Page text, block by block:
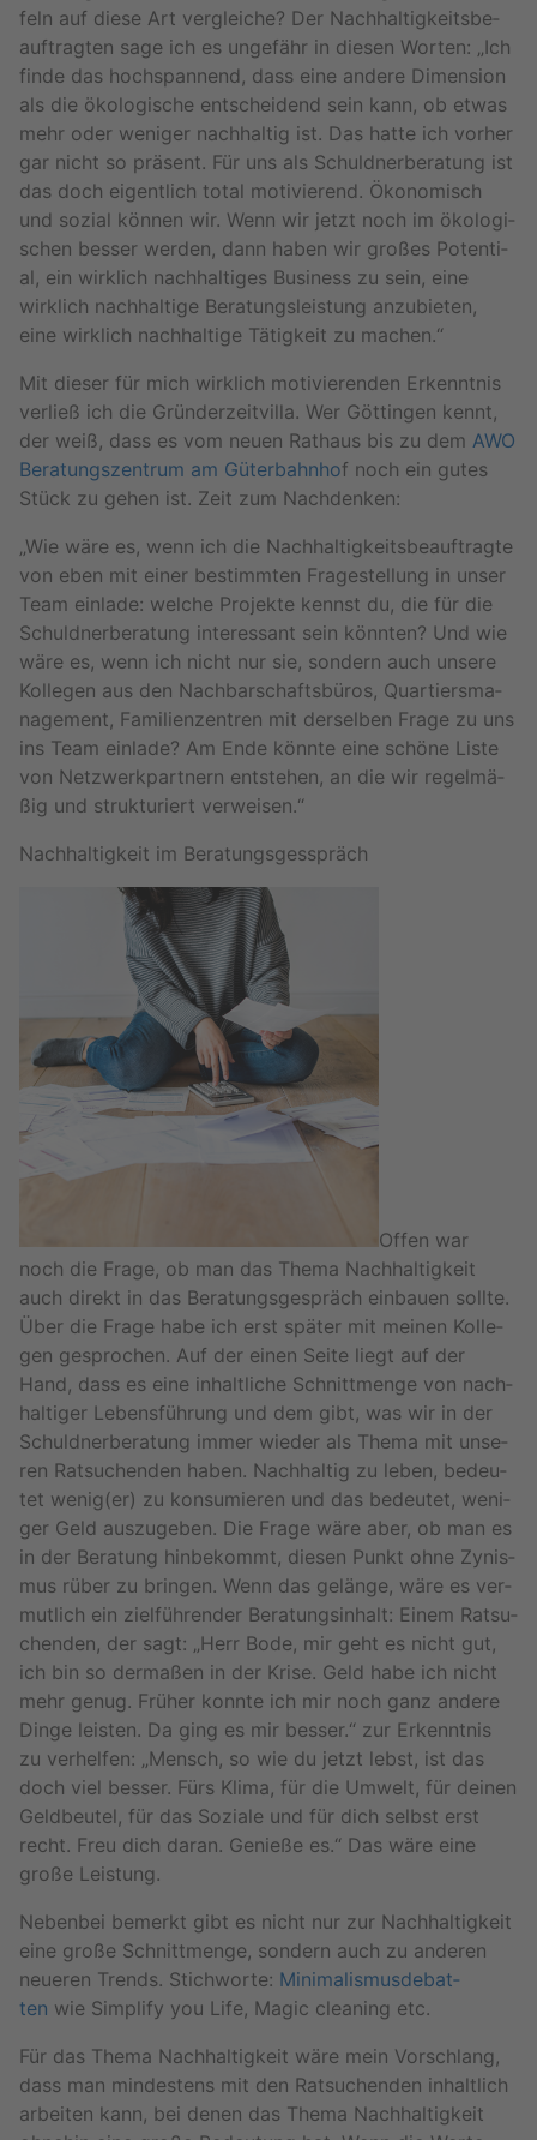
feln auf diese Art ver­glei­che? Der Nach­hal­tig­keits­be­
auf­trag­ten sage ich es un­ge­fähr in die­sen Wor­ten: „Ich
finde das hoch­span­nend, dass eine an­de­re Di­men­si­on
als die öko­lo­gi­sche ent­schei­dend sein kann, ob etwas
mehr oder we­ni­ger nach­hal­tig ist. Das hatte ich vor­her
gar nicht so prä­sent. Für uns als Schuld­ner­be­ra­tung ist
das doch ei­gent­lich total mo­ti­vie­rend. Öko­no­misch
und so­zi­al kön­nen wir. Wenn wir jetzt noch im öko­lo­gi­
schen bes­ser wer­den, dann haben wir gro­ßes Po­ten­ti­
al, ein wirk­lich nach­hal­ti­ges Busi­ness zu sein, eine
wirk­lich nach­hal­ti­ge Be­ra­tungs­leis­tung an­zu­bie­ten,
eine wirk­lich nach­hal­ti­ge Tä­tig­keit zu ma­chen.“
Mit die­ser für mich wirk­lich mo­ti­vie­ren­den Er­kennt­nis
ver­ließ ich die Grün­der­zeit­vil­la. Wer Göt­tin­gen kennt,
der weiß, dass es vom neuen Rat­haus bis zu dem AWO
Be­ra­tungs­zen­trum am Gü­ter­bahn­hof noch ein gutes
Stück zu gehen ist. Zeit zum Nach­den­ken:
„Wie wäre es, wenn ich die Nach­hal­tig­keits­be­auf­trag­te
von eben mit einer be­stimm­ten Fra­ge­stel­lung in unser
Team ein­la­de: wel­che Pro­jek­te kennst du, die für die
Schuld­ner­be­ra­tung in­ter­es­sant sein könn­ten? Und wie
wäre es, wenn ich nicht nur sie, son­dern auch un­se­re
Kol­le­gen aus den Nach­bar­schafts­bü­ros, Quar­tiers­ma­
nage­ment, Fa­mi­li­en­zen­tren mit der­sel­ben Frage zu uns
ins Team ein­la­de? Am Ende könn­te eine schö­ne Liste
von Netz­werk­part­nern ent­ste­hen, an die wir re­gel­mä­
ßig und struk­tu­riert ver­wei­sen.“
Nach­hal­tig­keit im Be­ra­tungs­gesspräch
Offen war
noch die Frage, ob man das Thema Nach­hal­tig­keit
auch di­rekt in das Be­ra­tungs­ge­spräch ein­bau­en soll­te.
Über die Frage habe ich erst spä­ter mit mei­nen Kol­le­
gen ge­spro­chen. Auf der einen Seite liegt auf der
Hand, dass es eine in­halt­li­che Schnitt­men­ge von nach­
hal­ti­ger Le­bens­füh­rung und dem gibt, was wir in der
Schuld­ner­be­ra­tung immer wie­der als Thema mit un­se­
ren Rat­su­chen­den haben. Nach­hal­tig zu leben, be­deu­
tet wenig(er) zu kon­su­mie­ren und das be­deu­tet, we­ni­
ger Geld aus­zu­ge­ben. Die Frage wäre aber, ob man es
in der Be­ra­tung hin­be­kommt, die­sen Punkt ohne Zy­nis­
mus rüber zu brin­gen. Wenn das ge­län­ge, wäre es ver­
mut­lich ein ziel­füh­ren­der Be­ra­tungs­in­halt: Einem Rat­su­
chen­den, der sagt: „Herr Bode, mir geht es nicht gut,
ich bin so der­ma­ßen in der Krise. Geld habe ich nicht
mehr genug. Frü­her konn­te ich mir noch ganz an­de­re
Dinge leis­ten. Da ging es mir bes­ser.“ zur Er­kennt­nis
zu ver­hel­fen: „Mensch, so wie du jetzt lebst, ist das
doch viel bes­ser. Fürs Klima, für die Um­welt, für dei­nen
Geld­beu­tel, für das So­zia­le und für dich selbst erst
recht. Freu dich daran. Ge­nie­ße es.“ Das wäre eine
große Leis­tung.
Ne­ben­bei be­merkt gibt es nicht nur zur Nach­hal­tig­keit
eine große Schnitt­men­ge, son­dern auch zu an­de­ren
neue­ren Trends. Stich­wor­te: Mi­ni­ma­lis­mus­de­bat­
ten wie Sim­pli­fy you Life, Magic clea­ning etc.
Für das Thema Nach­hal­tig­keit wäre mein Vor­schlang,
dass man min­des­tens mit den Rat­su­chen­den in­halt­lich
ar­bei­ten kann, bei denen das Thema Nach­hal­tig­keit